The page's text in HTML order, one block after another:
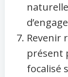
Revenir
présent
focalisé